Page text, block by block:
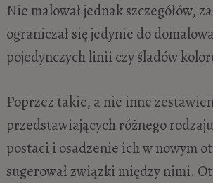
Nie malował jednak szczegółów,
ograniczał się jedynie do
pojedynczych linii czy śladów
Poprzez takie, a nie inne
przedstawiających różnego
postaci i osadzenie ich w nowym
sugerował związki między nimi.